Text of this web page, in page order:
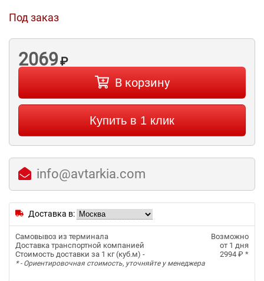
Под заказ
2069₽
В корзину
Купить в 1 клик
info@avtarkia.com
Доставка в:
Самовывоз из терминала
Возможно
Доставка транспортной компанией
от 1 дня
Стоимость доставки за 1 кг (куб.м) -
2994 ₽ *
* - Ориентировочная стоимость, уточняйте у менеджера